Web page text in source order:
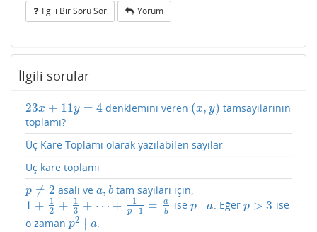
Ilgili Bir Soru Sor Yorum
İlgili sorular
23x + 11y = 4
23x+ 11 y=4 denklemini veren (x, y)
(x,y)
tamsayılarının
toplamı?
Üç Kare Toplamı olarak yazılabilen sayılar
Üç kare toplamı
p ≠ 2
p ≠2 asalı ve a, b
a,b tam sayıları için,
1 +
1
2 +
1
3 + ⋯ + 1
p−1 =
a
b
1 +12 +1 3+ ⋯ +1 p − 1 =ab ise p ∣ a
p∣ a . Eğer p > 3
p>3
ise
o zaman p2 a
p2 a .